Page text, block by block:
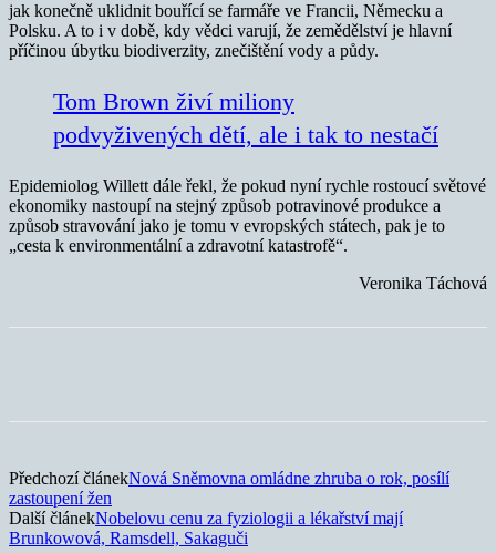
jak konečně uklidnit bouřící se farmáře ve Francii, Německu a
Polsku. A to i v době, kdy vědci varují, že zemědělství je hlavní
příčinou úbytku biodiverzity, znečištění vody a půdy.
Tom Brown živí miliony
podvyživených dětí, ale i tak to nestačí
Epidemiolog Willett dále řekl, že pokud nyní rychle rostoucí světové
ekonomiky nastoupí na stejný způsob potravinové produkce a
způsob stravování jako je tomu v evropských státech, pak je to
„cesta k environmentální a zdravotní katastrofě“.
Veronika Táchová
Předchozí článekNová Sněmovna omládne zhruba o rok, posílí
zastoupení žen
Další článekNobelovu cenu za fyziologii a lékařství mají
Brunkowová, Ramsdell, Sakaguči